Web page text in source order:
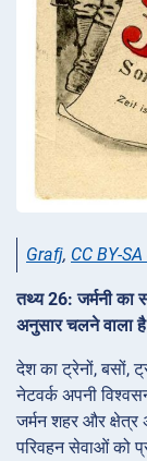
Grafj, CC BY-
तथ्य 26: जर्मनी का
अनुसार चलने वाला है
देश का ट्रेनों, बसों,
नेटवर्क अपनी
जर्मन शहर और
परिवहन सेवाओं को